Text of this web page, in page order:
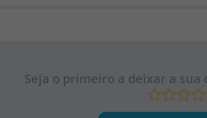
Seja o primeiro a deixar a